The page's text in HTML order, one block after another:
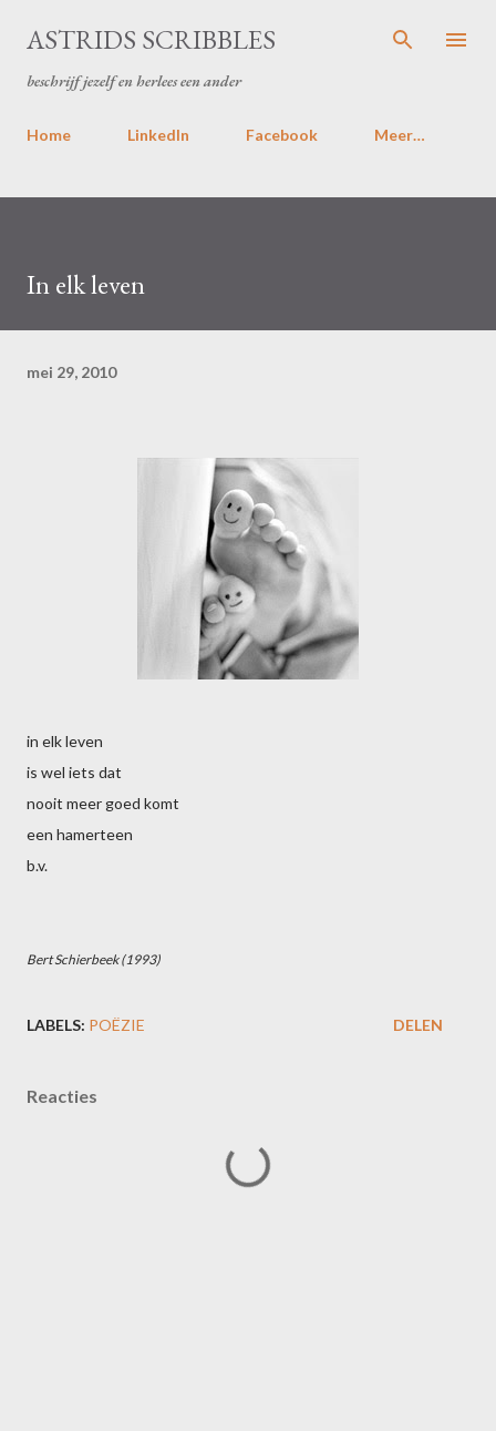
Doorgaan naar hoofdcontent
ASTRIDS SCRIBBLES
beschrijf jezelf en herlees een ander
Home LinkedIn Facebook Meer…
In elk leven
mei 29, 2010
in elk leven
is wel iets dat
nooit meer goed komt
een hamerteen
b.v.
Bert Schierbeek (1993)
LABELS: POËZIE DELEN
Reacties